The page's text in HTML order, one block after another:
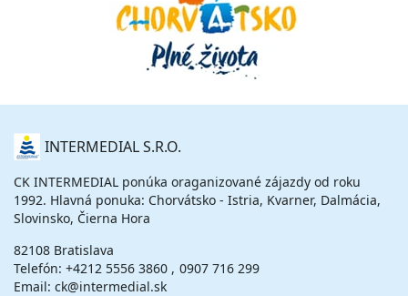
O
NÁS INTERMEDIAL S.R.O.
CK INTERMEDIAL ponúka oraganizované zájazdy od roku
1992. Hlavná ponuka: Chorvátsko - Istria, Kvarner, Dalmácia,
Slovinsko, Čierna Hora
82108 Bratislava
Telefón: +4212 5556 3860
0907 716 299
Email: ck@intermedial.sk